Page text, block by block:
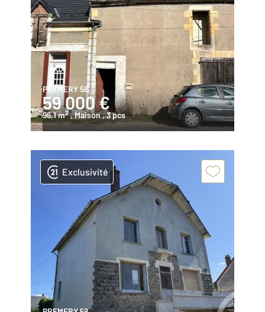
PREMERY 58
59 000 €
96,1 m2 , Maison, 3 pcs
Exclusivité